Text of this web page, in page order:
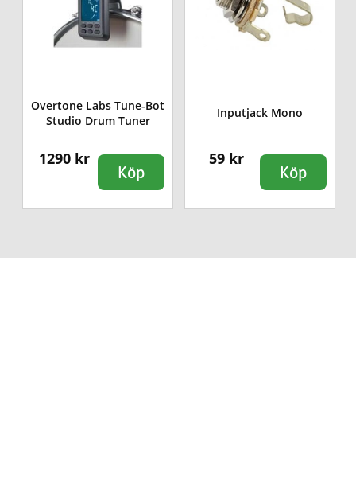
Overtone Labs Tune-Bot
Studio Drum Tuner
1290 kr
Köp
Inputjack Mono
59 kr
Köp